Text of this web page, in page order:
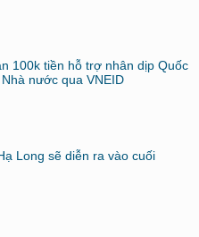
100k tiền hỗ trợ nhân dịp Quốc
nước qua VNEID
Long sẽ diễn ra vào cuối